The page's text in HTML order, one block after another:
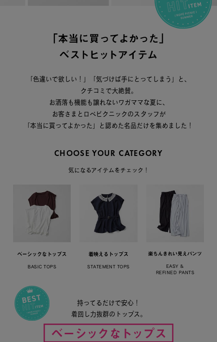
「色違いで欲しい！」「気づけば手にとってしまう」と、
クチコミで大絶賛。
お洒落も機能も譲れないワガママな夏に、
お客さまとロペピクニックのスタッフが
「本当に買ってよかった」と認めた名品だけを集めました！
CHOOSE YOUR CATEGORY
気になるアイテムをチェック！
BASIC TOPS STATEMENT TOPS
EASY &
REFINED PANTS
持ってるだけで安心！
着回し力抜群のトップス。